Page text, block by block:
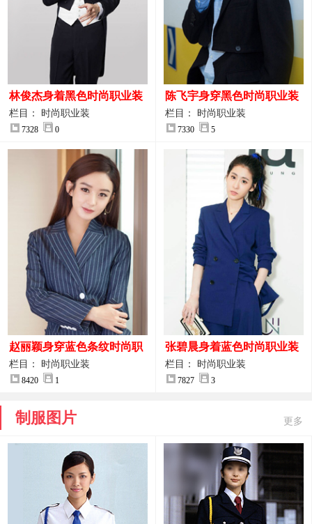
林俊杰身着黑色时尚职业装
制服图片
栏目： 时尚职业装
7328 0
陈飞宇身穿黑色时尚职业装
图片
栏目： 时尚职业装
7330 5
赵丽颖身穿蓝色条纹时尚职
业装图片
栏目： 时尚职业装
8420 1
张碧晨身着蓝色时尚职业装
服装图片
栏目： 时尚职业装
7827 3
制服图片 更多